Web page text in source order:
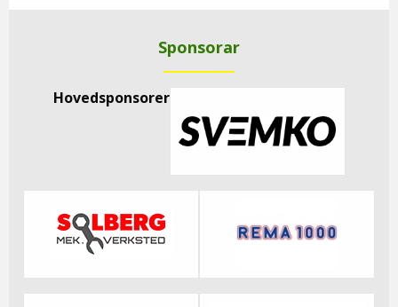
Sponsorar
Hovedsponsorer